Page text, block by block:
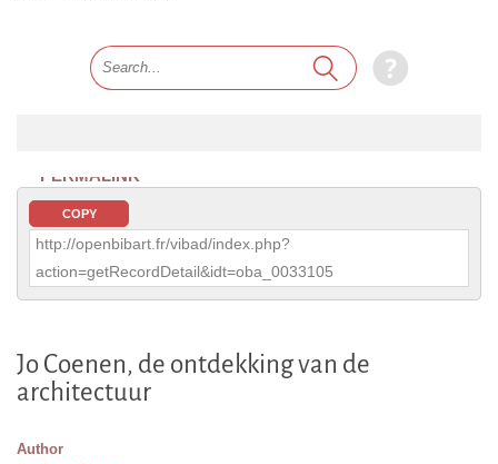
PERMALINK
COPY
http://openbibart.fr/vibad/index.php?
action=getRecordDetail&idt=oba_0033105
Jo Coenen, de ontdekking van de
architectuur
Author